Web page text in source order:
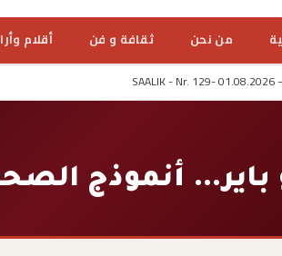
من نحن ثقافة و فن أقلام
SAALIK - Nr. 129-
باير… أنموذج